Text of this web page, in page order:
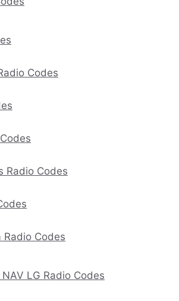
Codes
Radio Codes
Radio Codes
LG Radio Codes